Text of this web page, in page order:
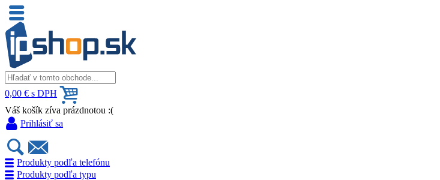
0,00 € s DPH
Váš košík zíva prázdnotou :(
Prihlásiť sa
Produkty podľa telefónu
Produkty podľa typu